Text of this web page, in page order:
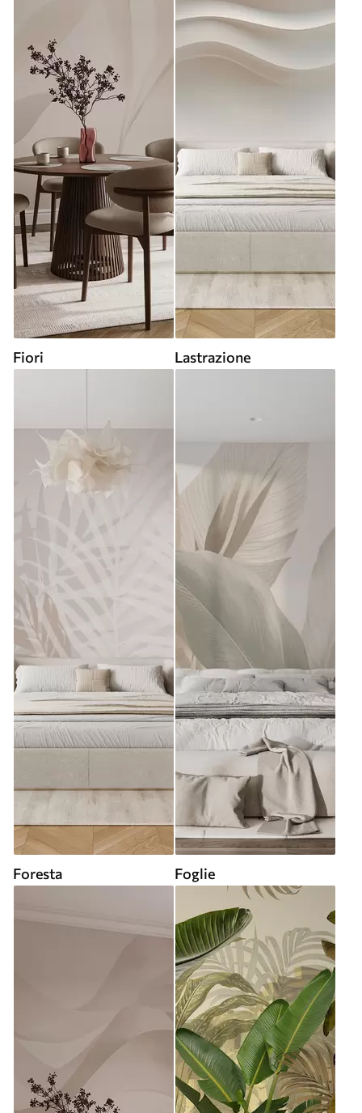
Fiori Lastrazione
Foresta Foglie